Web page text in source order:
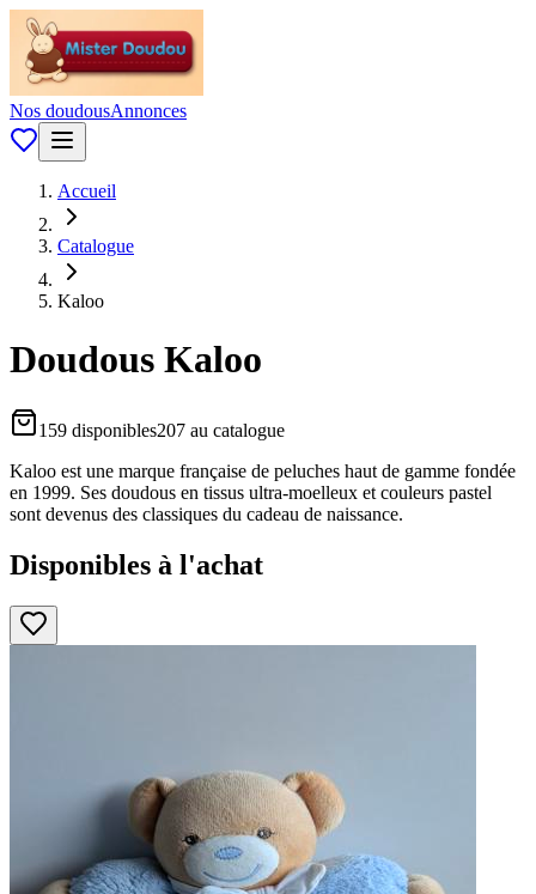
Nos doudousAnnonces
Accueil
Catalogue
Kaloo
Doudous Kaloo
159 disponibles207 au catalogue
Kaloo est une marque française de peluches haut de gamme fondée
en 1999. Ses doudous en tissus ultra-moelleux et couleurs pastel
sont devenus des classiques du cadeau de naissance.
Disponibles à l'achat